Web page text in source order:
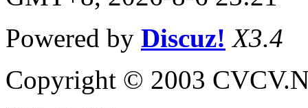
Powered by Discuz! X3.4
Copyright © 2003